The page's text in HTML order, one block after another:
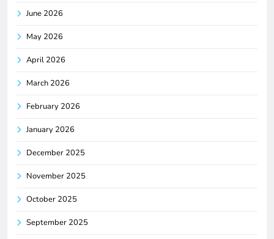
June 2026
May 2026
April 2026
March 2026
February 2026
January 2026
December 2025
November 2025
October 2025
September 2025